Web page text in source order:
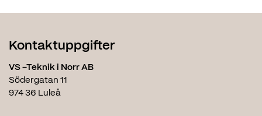
Kontaktuppgifter
VS –Teknik i Norr AB
Södergatan 11
974 36 Luleå